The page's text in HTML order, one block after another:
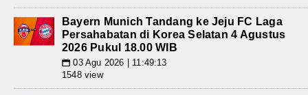
Bayern Munich Tandang ke Jeju FC Laga
Persahabatan di Korea Selatan 4 Agustus
2026 Pukul 18.00 WIB
📅 03 Agu 2026 | 11:49:13
1548 view